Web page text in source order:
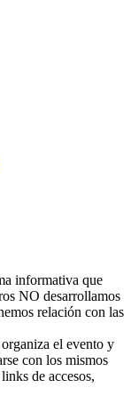
informativa que
NO desarrollamos
relación con las
el evento y
con los mismos
de accesos,